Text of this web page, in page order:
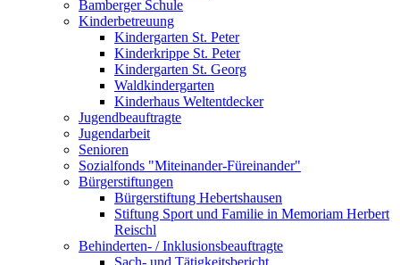
Bamberger Schule
Kinderbetreuung
Kindergarten St. Peter
Kinderkrippe St. Peter
Kindergarten St. Georg
Waldkindergarten
Kinderhaus Weltentdecker
Jugendbeauftragte
Jugendarbeit
Senioren
Sozialfonds "Miteinander-Füreinander"
Bürgerstiftungen
Bürgerstiftung Hebertshausen
Stiftung Sport und Familie in Memoriam Herbert
Reischl
Behinderten- / Inklusionsbeauftragte
Sach- und Tätigkeitsbericht